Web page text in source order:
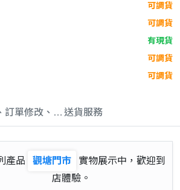
可調貨
可調貨
有現貨
可調貨
可調貨
訂單修改、取消與退款政策
送貨服務
產品 觀塘門市
實物展示中，歡迎到
店體驗。